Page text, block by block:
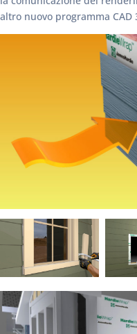
altro nuovo programma CAD